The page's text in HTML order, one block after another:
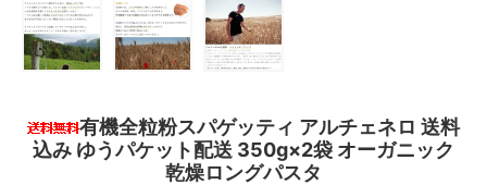
有機全粒粉スパゲッティ アルチェネロ 送料
込み ゆうパケット配送 350g×2袋 オーガニック
乾燥ロングパスタ